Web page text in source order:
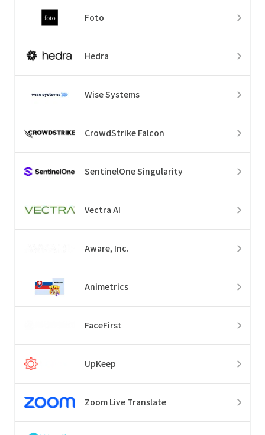
Foto
Hedra
Wise Systems
CrowdStrike Falcon
SentinelOne Singularity
Vectra AI
Aware, Inc.
Animetrics
FaceFirst
UpKeep
Zoom Live Translate